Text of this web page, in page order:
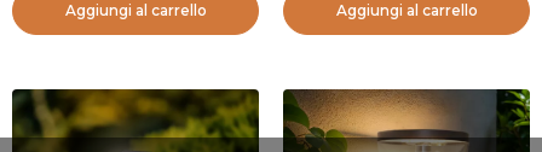
Aggiungi al carrello Aggiungi al carrello